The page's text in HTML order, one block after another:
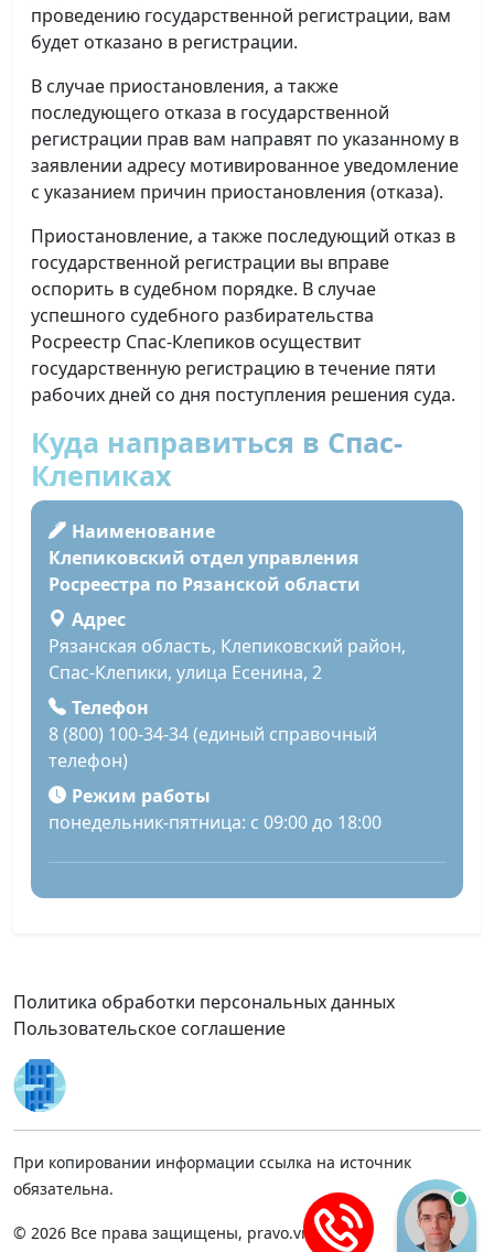
проведению государственной регистрации, вам
будет отказано в регистрации.
В случае приостановления, а также
последующего отказа в государственной
регистрации прав вам направят по указанному в
заявлении адресу мотивированное уведомление
с указанием причин приостановления (отказа).
Приостановление, а также последующий отказ в
государственной регистрации вы вправе
оспорить в судебном порядке. В случае
успешного судебного разбирательства
Росреестр Спас-Клепиков осуществит
государственную регистрацию в течение пяти
рабочих дней со дня поступления решения суда.
Куда направиться в Спас-
Клепиках
Наименование
Клепиковский отдел управления
Росреестра по Рязанской области
Адрес
Рязанская область, Клепиковский район,
Спас-Клепики, улица Есенина, 2
Телефон
8 (800) 100-34-34 (единый справочный
телефон)
Режим работы
понедельник-пятница: с 09:00 до 18:00
Политика обработки персональных данных
Пользовательское соглашение
При копировании информации ссылка на источник
обязательна.
© 2026 Все права защищены, pravo.vnmsk.ru.